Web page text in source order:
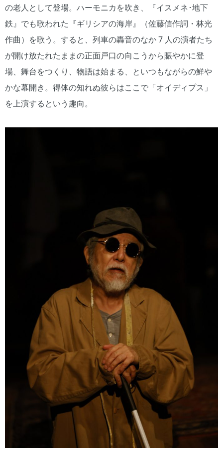
の老人として登場。ハーモニカを吹き、『イスメネ･地下
鉄』でも歌われた『ギリシアの海岸』（佐藤信作詞・林光
作曲）を歌う。すると、列車の轟音のなか 7 人の演者たち
が開け放たれたままの正面戸口の向こうから賑やかに登
場、舞台をつくり、物語は始まる、といつもながらの鮮や
かな幕開き。得体の知れぬ彼らはここで「オイディプス」
を上演するという趣向。